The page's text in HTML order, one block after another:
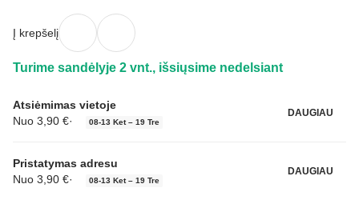
Į krepšelį
Turime sandėlyje 2 vnt., išsiųsime nedelsiant
Atsiėmimas vietoje
Nuo 3,90 €· 08‑13 Ket – 19 Tre
DAUGIAU
Pristatymas adresu
Nuo 3,90 €· 08‑13 Ket – 19 Tre
DAUGIAU